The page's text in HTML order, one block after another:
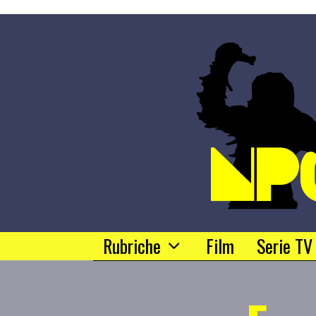
Rubriche Film Serie TV